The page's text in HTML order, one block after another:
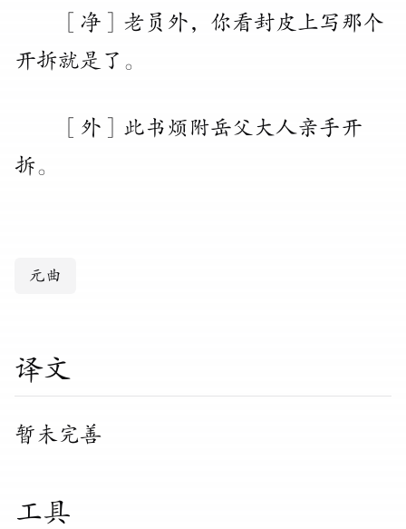
［净］老员外， 你看封皮上写那个
开拆就是了 。
［外］此书烦附岳父大人亲手开
拆。
元曲
译文
暂未完善
工具